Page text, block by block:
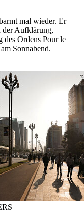
mal wieder. Er
der Aufklärung,
des Ordens Pour le
Sonnabend.